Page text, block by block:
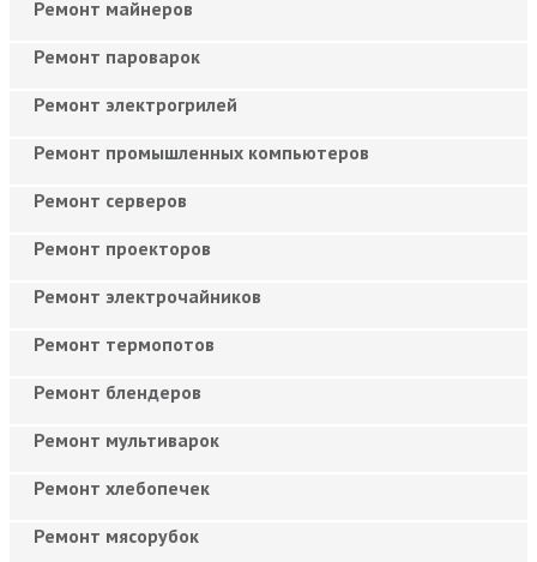
Ремонт майнеров
Ремонт пароварок
Ремонт электрогрилей
Ремонт промышленных компьютеров
Ремонт серверов
Ремонт проекторов
Ремонт электрочайников
Ремонт термопотов
Ремонт блендеров
Ремонт мультиварок
Ремонт хлебопечек
Ремонт мясорубок